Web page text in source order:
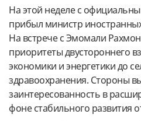
На этой неделе с
прибыл министр
На встрече с Эмомали
приоритеты двустороннего
экономики и энергетики до
здравоохранения. Стороны
заинтересованность в
фоне стабильного развития